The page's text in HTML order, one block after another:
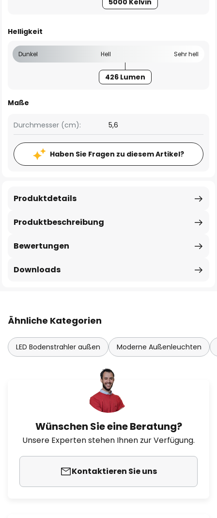
5000 Kelvin
Helligkeit
Dunkel Hell Sehr hell
426 Lumen
Maße
Durchmesser (cm): 5,6
Haben Sie Fragen zu diesem Artikel?
Produktbeschreibung
Produktdetails
Bewertungen
Downloads
Ähnliche Kategorien
LED Bodenstrahler außen Moderne Außenleuchten
Wünschen Sie eine Beratung?
Unsere Experten stehen Ihnen zur Verfügung.
Kontaktieren Sie uns